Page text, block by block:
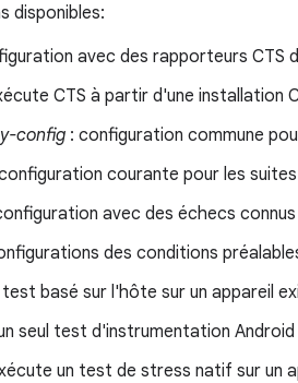
disponibles:
avec des rapporteurs CTS
CTS à partir d'une installation
config : configuration commune
courante pour les
avec des échecs connus
des conditions
test basé sur l'hôte sur un appareil
seul test d'instrumentation
un test de stress natif sur un